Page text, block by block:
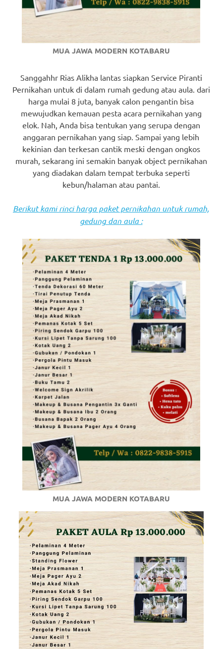
MUA JAWA MODERN KOTABARU
Sanggahhr Rias Alikha lantas siapkan Service Piranti
Pernikahan untuk di dalam rumah gedung atau aula. dari
harga mulai 8 juta, banyak calon pengantin bisa
mewujudkan kemauan pesta acara pernikahan yang
elok. Nah, Anda bisa tentukan yang serupa dengan
anggaran pernikahan yang siap. Sampai yang lebih
kekinian dan terkesan cantik meski dengan ongkos
murah, sekarang ini semakin banyak object pernikahan
yang diadakan dalam tempat terbuka seperti
kebun/halaman atau pantai.
Berikut kami rinci harga paket pernikahan untuk rumah,
gedung dan aula :
MUA JAWA MODERN KOTABARU